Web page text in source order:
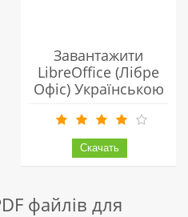
Завантажити
LibreOffice (Лібре
Офіс) Українською
файлів для